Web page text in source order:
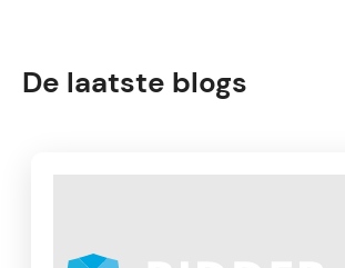
De laatste blogs